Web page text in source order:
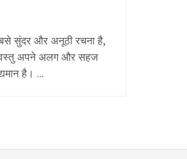
सुंदर और अनूठी रचना है,
वस्तु अपने अलग और सहज
है। ...